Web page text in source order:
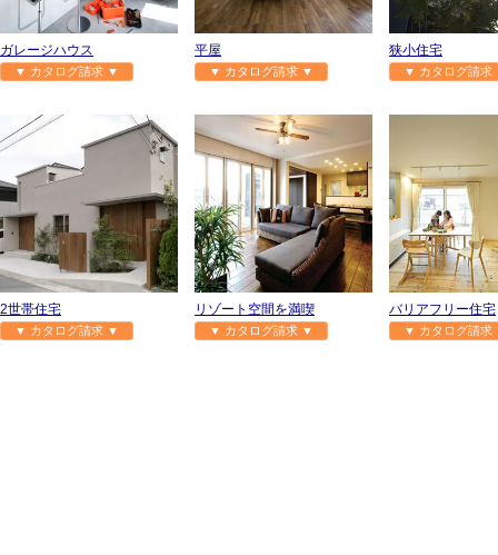
ガレージハウス
▼ カタログ請求 ▼
平屋
▼ カタログ請求 ▼
狭小住宅
▼ カタログ請
2世帯住宅
▼ カタログ請求 ▼
リゾート空間を満喫
▼ カタログ請求 ▼
バリアフリー住宅
▼ カタログ請